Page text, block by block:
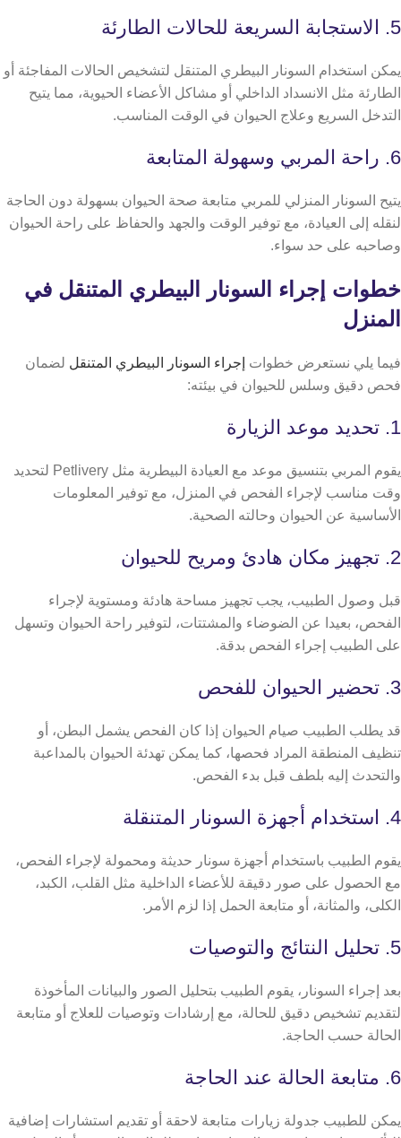
5. الاستجابة السريعة للحالات الطارئة
يمكن استخدام السونار البيطري المتنقل لتشخيص الحالات المفاجئة أو
الطارئة مثل الانسداد الداخلي أو مشاكل الأعضاء الحيوية، مما يتيح
التدخل السريع وعلاج الحيوان في الوقت المناسب.
6. راحة المربي وسهولة المتابعة
يتيح السونار المنزلي للمربي متابعة صحة الحيوان بسهولة دون الحاجة
لنقله إلى العيادة، مع توفير الوقت والجهد والحفاظ على راحة الحيوان
وصاحبه على حد سواء.
خطوات إجراء السونار البيطري المتنقل في
المنزل
فيما يلي نستعرض خطوات إجراء السونار البيطري المتنقل لضمان
فحص دقيق وسلس للحيوان في بيئته:
1. تحديد موعد الزيارة
يقوم المربي بتنسيق موعد مع العيادة البيطرية مثل Petlivery لتحديد
وقت مناسب لإجراء الفحص في المنزل، مع توفير المعلومات
الأساسية عن الحيوان وحالته الصحية.
2. تجهيز مكان هادئ ومريح للحيوان
قبل وصول الطبيب، يجب تجهيز مساحة هادئة ومستوية لإجراء
الفحص، بعيدا عن الضوضاء والمشتتات، لتوفير راحة الحيوان وتسهل
على الطبيب إجراء الفحص بدقة.
3. تحضير الحيوان للفحص
قد يطلب الطبيب صيام الحيوان إذا كان الفحص يشمل البطن، أو
تنظيف المنطقة المراد فحصها، كما يمكن تهدئة الحيوان بالمداعبة
والتحدث إليه بلطف قبل بدء الفحص.
4. استخدام أجهزة السونار المتنقلة
يقوم الطبيب باستخدام أجهزة سونار حديثة ومحمولة لإجراء الفحص،
مع الحصول على صور دقيقة للأعضاء الداخلية مثل القلب، الكبد،
الكلى، والمثانة، أو متابعة الحمل إذا لزم الأمر.
5. تحليل النتائج والتوصيات
بعد إجراء السونار، يقوم الطبيب بتحليل الصور والبيانات المأخوذة
لتقديم تشخيص دقيق للحالة، مع إرشادات وتوصيات للعلاج أو متابعة
الحالة حسب الحاجة.
6. متابعة الحالة عند الحاجة
يمكن للطبيب جدولة زيارات متابعة لاحقة أو تقديم استشارات إضافية